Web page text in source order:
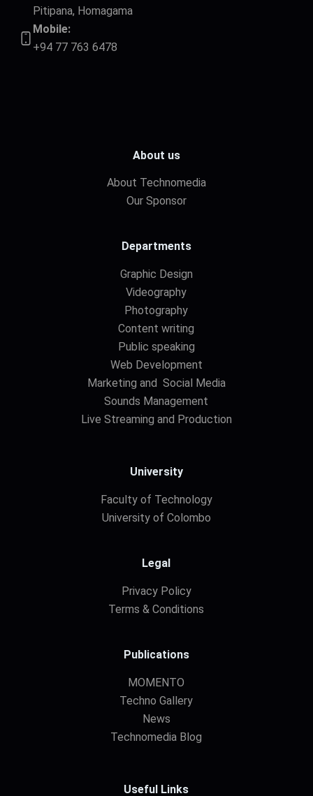
Pitipana, Homagama
Mobile:
+94 77 763 6478
About us
About Technomedia
Our Sponsor
Departments
Graphic Design
Videography
Photography
Content writing
Public speaking
Web Development
Marketing and Social Media
Sounds Management
Live Streaming and Production
University
Faculty of Technology
University of Colombo
Legal
Privacy Policy
Terms & Conditions
Publications
MOMENTO
Techno Gallery
News
Technomedia Blog
Useful Links